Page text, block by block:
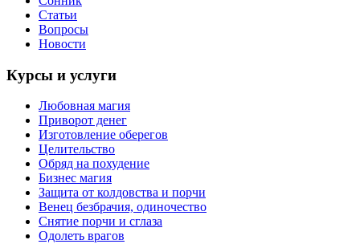
Статьи
Вопросы
Новости
Курсы и услуги
Любовная магия
Приворот денег
Изготовление оберегов
Целительство
Обряд на похудение
Бизнес магия
Защита от колдовства и порчи
Венец безбрачия, одиночество
Снятие порчи и сглаза
Одолеть врагов